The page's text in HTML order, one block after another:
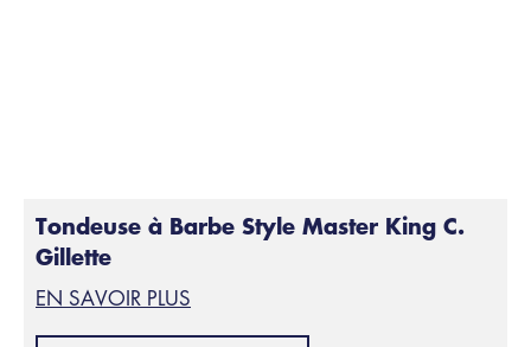
Tondeuse à Barbe Style Master King C.
Gillette
EN SAVOIR PLUS